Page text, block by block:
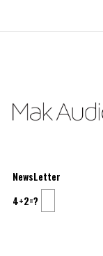
NewsLetter
4+2=?